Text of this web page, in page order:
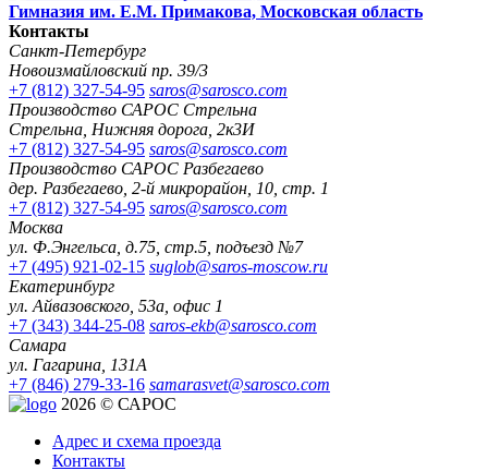
Гимназия им. Е.М. Примакова, Московская область
Контакты
Санкт-Петербург
Новоизмайловский пр. 39/3
+7 (812) 327-54-95 saros@sarosco.com
Производство САРОС Стрельна
Стрельна, Нижняя дорога, 2к3И
+7 (812) 327-54-95 saros@sarosco.com
Производство САРОС Разбегаево
дер. Разбегаево, 2-й микрорайон, 10, стр. 1
+7 (812) 327-54-95 saros@sarosco.com
Москва
ул. Ф.Энгельса, д.75, стр.5, подъезд №7
+7 (495) 921-02-15 suglob@saros-moscow.ru
Екатеринбург
ул. Айвазовского, 53а, офис 1
+7 (343) 344-25-08 saros-ekb@sarosco.com
Самара
ул. Гагарина, 131А
+7 (846) 279-33-16 samarasvet@sarosco.com
2026 © САРОС
Адрес и схема проезда
Контакты